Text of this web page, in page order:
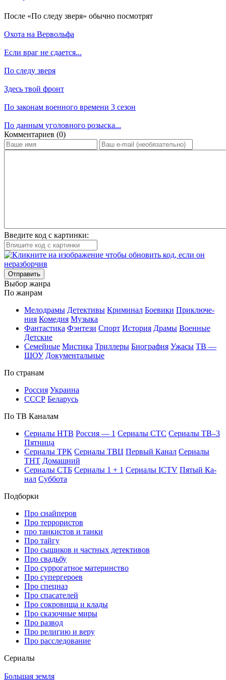
По­сле «По следу зверя» обыч­но по­смот­рят
Охота на Вервольфа
Если враг не сдается...
По следу зверя
Здесь твой фронт
По законам военного времени 3 сезон
По данным уголовного розыска...
Ком­мен­та­ри­ев (0)
Введите код с картинки:
Отправить
Вы­бор жан­ра
По жан­рам
Ме­ло­дра­мы Де­тек­ти­вы Кри­ми­нал Бое­ви­ки При­клю­че­
ния Ко­ме­дия Му­зы­ка
Фан­та­сти­ка Фэн­те­зи Спорт Ис­то­рия Дра­мы Во­ен­ные
Дет­ские
Се­мей­ные Мис­ти­ка Трил­ле­ры Био­гра­фия Ужа­сы ТВ —
ШОУ До­ку­мен­таль­ные
По стра­нам
Рос­сия Ук­раи­на
СССР Бе­ла­русь
По ТВ Ка­на­лам
Се­риа­лы НТВ Рос­сия — 1 Се­риа­лы СТС Се­риа­лы ТВ–3
Пят­ни­ца
Се­риа­лы ТРК Се­риа­лы ТВЦ Пер­вый Ка­нал Се­риа­лы
ТНТ До­маш­ний
Се­риа­лы СТБ Се­риа­лы 1 + 1 Се­риа­лы ICTV Пя­тый Ка­
нал Суб­бо­та
Подборки
Про снайперов
Про террористов
про танкистов и танки
Про тайгу
Про сыщиков и частных детективов
Про свадьбу
Про суррогатное материнство
Про супергероев
Про спецназ
Про спасателей
Про сокровища и клады
Про сказочные миры
Про развод
Про религию и веру
Про расследование
Се­риа­лы
Большая земля